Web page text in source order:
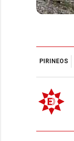
PIRINEOS